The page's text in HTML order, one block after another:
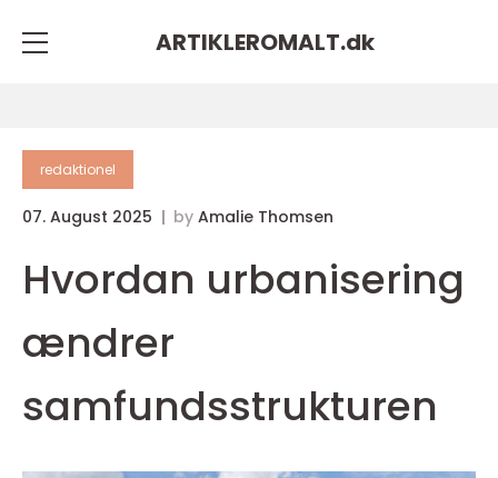
ARTIKLEROMALT.dk
redaktionel
07. August 2025 by Amalie Thomsen
Hvordan urbanisering
ændrer
samfundsstrukturen